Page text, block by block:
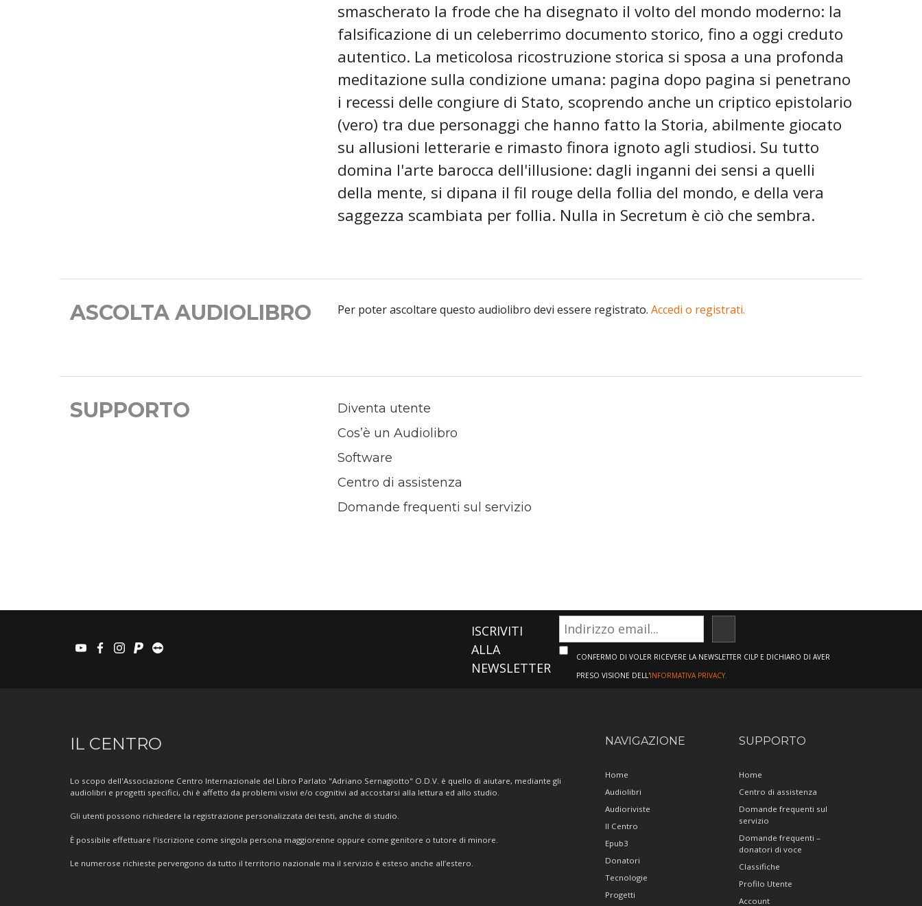
smascherato la frode che ha disegnato il volto del mondo moderno: la
falsificazione di un celeberrimo documento storico, fino a oggi creduto
autentico. La meticolosa ricostruzione storica si sposa a una profonda
meditazione sulla condizione umana: pagina dopo pagina si penetrano
i recessi delle congiure di Stato, scoprendo anche un criptico epistolario
(vero) tra due personaggi che hanno fatto la Storia, abilmente giocato
su allusioni letterarie e rimasto finora ignoto agli studiosi. Su tutto
domina l'arte barocca dell'illusione: dagli inganni dei sensi a quelli
della mente, si dipana il fil rouge della follia del mondo, e della vera
saggezza scambiata per follia. Nulla in Secretum è ciò che sembra.
ASCOLTA AUDIOLIBRO Per poter ascoltare questo audiolibro devi essere registrato. Accedi o registrati.
SUPPORTO
Diventa utente
Cos’è un Audiolibro
Software
Centro di assistenza
Domande frequenti sul servizio
youtubefacebook
instagram
paypalteamviewer
ISCRIVITI
ALLA
NEWSLETTER
CONFERMO DI VOLER RICEVERE LA NEWSLETTER CILP E DICHIARO DI AVER
PRESO VISIONE DELL'INFORMATIVA PRIVACY.
Informazioni
IL CENTRO
Lo scopo dell'Associazione Centro Internazionale del Libro Parlato "Adriano Sernagiotto" O.D.V. è quello di aiutare, mediante gli
audiolibri e progetti specifici, chi è affetto da problemi visivi e/o cognitivi ad accostarsi alla lettura ed allo studio.
Gli utenti possono richiedere la registrazione personalizzata dei testi, anche di studio.
È possibile effettuare l'iscrizione come singola persona maggiorenne oppure come genitore o tutore di minore.
Le numerose richieste pervengono da tutto il territorio nazionale ma il servizio è esteso anche all’estero.
NAVIGAZIONE
Home
Audiolibri
Audioriviste
Il Centro
Epub3
Donatori
Tecnologie
Progetti
SUPPORTO
Home
Centro di assistenza
Domande frequenti sul
servizio
Domande frequenti –
donatori di voce
Classifiche
Profilo Utente
Account